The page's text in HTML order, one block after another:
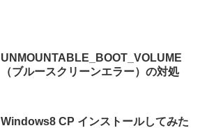
UNMOUNTABLE_BOOT_VOLUME
（ブルースクリーンエラー）の対処
Windows8 CP インストールしてみた